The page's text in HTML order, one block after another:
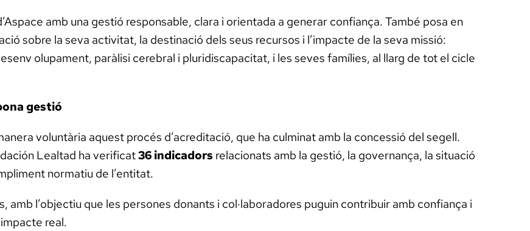
amb una gestió responsable, clara i orientada a generar confiança. També posa en
sobre la seva activitat, la destinació dels seus recursos i l’impacte de la seva missió:
olupament, paràlisi cerebral i pluridiscapacitat, i les seves famílies, al llarg de tot el cicle
gestió
voluntària aquest procés d’acreditació, que ha culminat amb la concessió del segell.
Lealtad ha verificat36 indicadors relacionats amb la gestió, la governança, la situació
normatiu de l’entitat.
amb l’objectiu que les persones donants i col·laboradores puguin contribuir amb confiança i
real.